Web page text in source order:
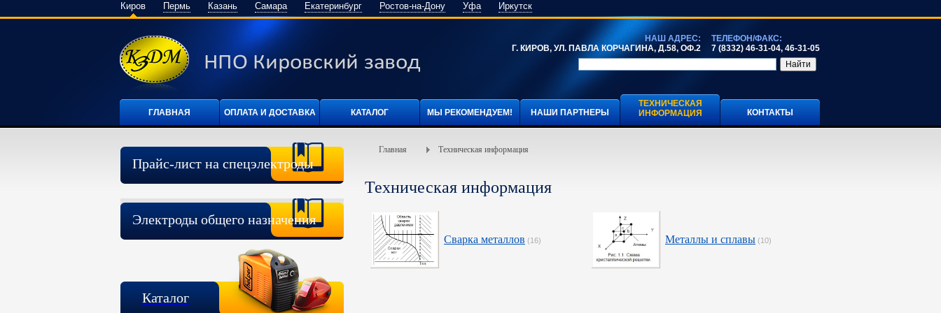
Киров Пермь Казань Самара Екатеринбург Ростов-на-Дону Уфа Иркутск
НАШ АДРЕС:
Г. КИРОВ, УЛ. ПАВЛА КОРЧАГИНА, Д.58, ОФ.2
ТЕЛЕФОН/ФАКС:
7 (8332) 46-31-04, 46-31-05
ГЛАВНАЯ ОПЛАТА И ДОСТАВКА КАТАЛОГ МЫ РЕКОМЕНДУЕМ! НАШИ ПАРТНЕРЫ
ТЕХНИЧЕСКАЯ
ИНФОРМАЦИЯ
КОНТАКТЫ
Прайс-лист на спецэлектроды
Электроды общего назначения
Каталог
Главная Техническая информация
Техническая информация
Сварка металлов (16) Металлы и сплавы (10)